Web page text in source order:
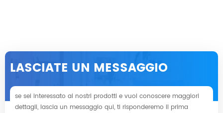
LASCIATE UN MESSAGGIO
se sei interessato ai nostri prodotti e vuoi conoscere maggiori
dettagli, lascia un messaggio qui, ti risponderemo il prima